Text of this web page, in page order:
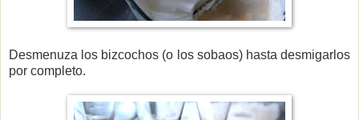
Desmenuza los bizcochos (o los sobaos) hasta desmigarlos
por completo.